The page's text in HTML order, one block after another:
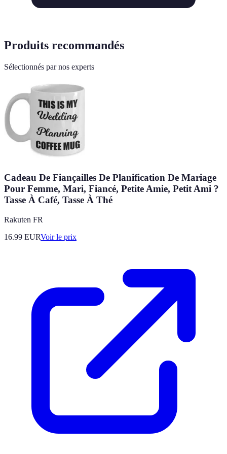
Produits recommandés
Sélectionnés par nos experts
Cadeau De Fiançailles De Planification De Mariage
Pour Femme, Mari, Fiancé, Petite Amie, Petit Ami ?
Tasse À Café, Tasse À Thé
Rakuten FR
16.99 EURVoir le prix